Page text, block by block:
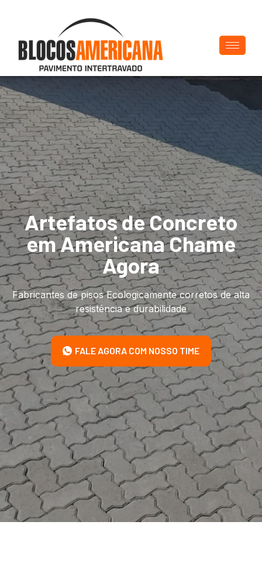
Artefatos de Concreto
em Americana Chame
Agora
Fabricantes de pisos Ecologicamente corretos de alta
resistência e durabilidade
FALE AGORA COM NOSSO TIME